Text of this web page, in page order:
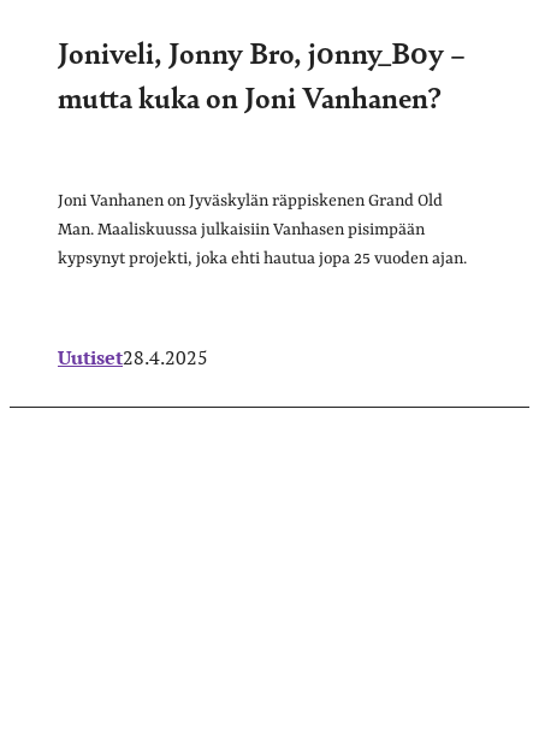
Joniveli, Jonny Bro, j0nny_B0y –
mutta kuka on Joni Vanhanen?
Joni Vanhanen on Jyväskylän räppiskenen Grand Old
Man. Maaliskuussa julkaisiin Vanhasen pisimpään
kypsynyt projekti, joka ehti hautua jopa 25 vuoden ajan.
Uutiset28.4.2025